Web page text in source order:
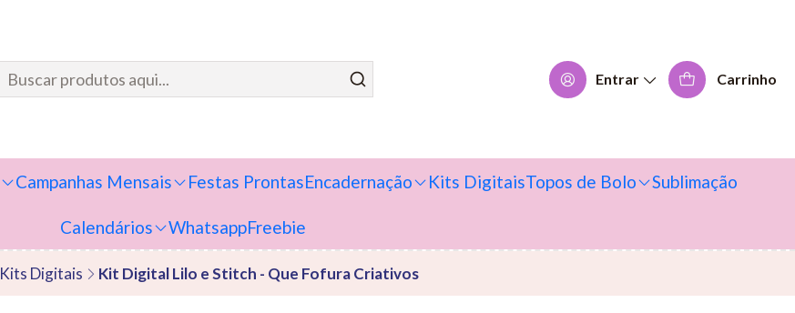
Entrar Carrinho
Campanhas Mensais Festas ProntasEncadernação Kits DigitaisTopos de Bolo Sublimação
Calendários WhatsappFreebie
Kits Digitais Kit Digital Lilo e Stitch - Que Fofura Criativos